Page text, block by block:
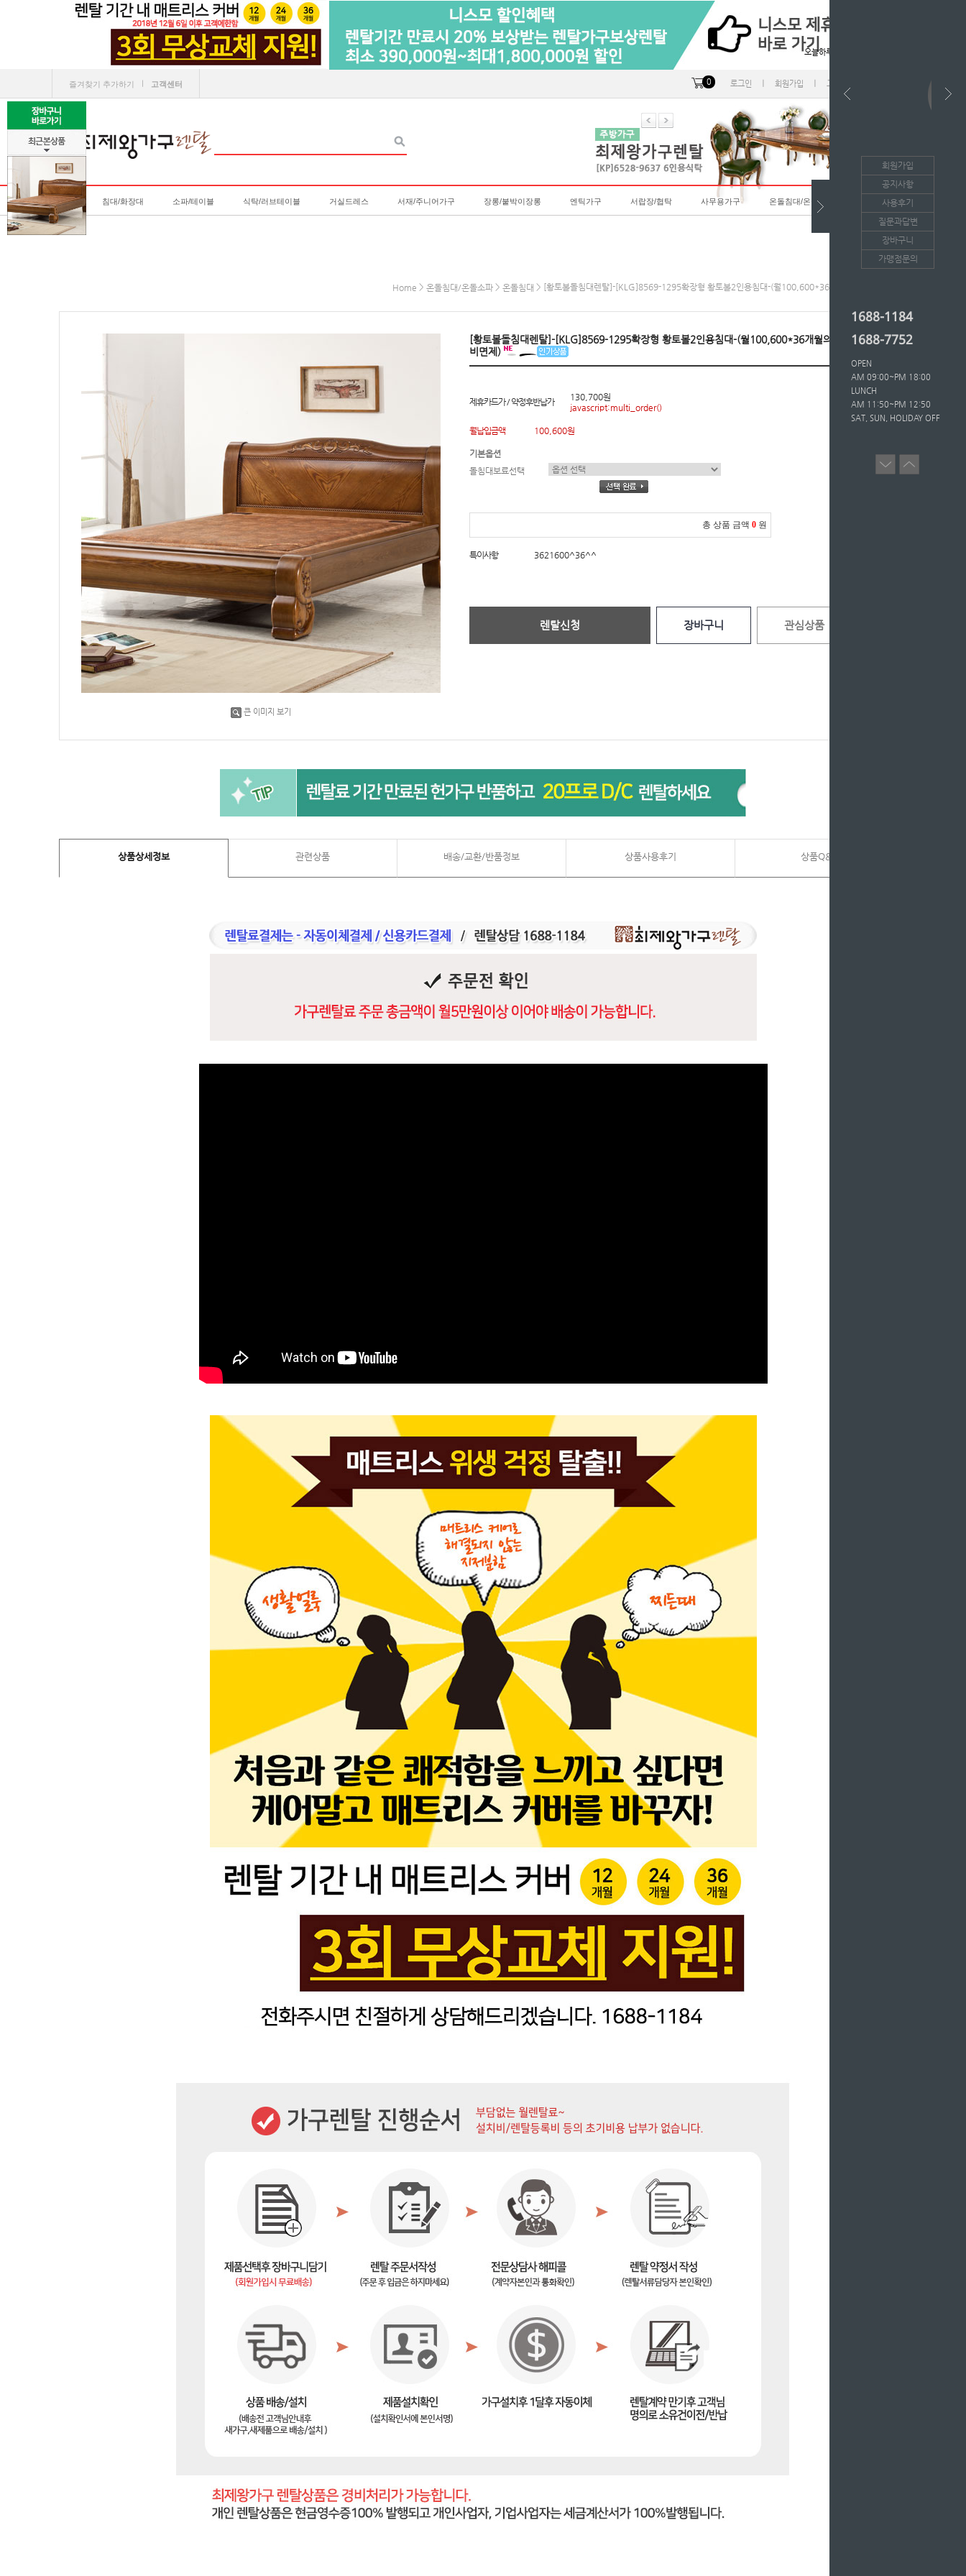
오늘하루 열지않음
즐겨찾기 추가하기 ㅣ 고객센터 0 로그인 회원가입 고객센터
침대/화장대 소파/테이블 식탁/러브테이블 거실드레스 서재/주니어가구 장롱/붙박이장롱 엔틱가구 서랍장/협탁 사무용가구 온돌침대/온돌소파
Home > 온돌침대/온돌소파 > 온돌침대 > [황토볼돌침대렌탈]-[KLG]8569-1295확장형 황토볼2인용침대-(월100,600*36개월의무/등록비면제)
큰 이미지 보기
[황토볼돌침대렌탈]-[KLG]8569-1295확장형 황토볼2인용침대-(월100,600*36개월의무/등록
비면제)
제휴카드가 / 약정후반납가
130,700원
javascript:multi_order()
월납입금액 100,600원
기본옵션
돌침대보료선택
총 상품 금액 0 원
특이사항 3621600^36^^
렌탈신청 장바구니 관심상품
상품상세정보 관련상품 배송/교환/반품정보 상품사용후기 상품Q&A
회원가입
공지사항
사용후기
질문과답변
장바구니
가맹점문의
1688-1184
1688-7752
OPEN
AM 09:00~PM 18:00
LUNCH
AM 11:50~PM 12:50
SAT, SUN, HOLIDAY OFF